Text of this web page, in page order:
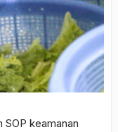
SOP keamanan